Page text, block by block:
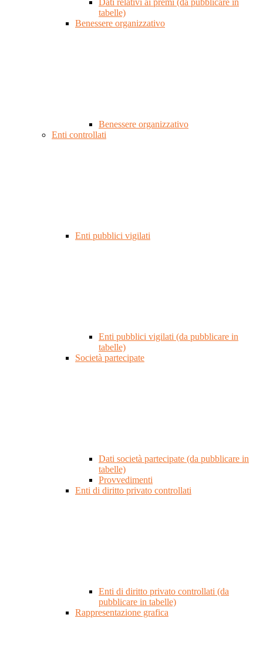
Dati relativi ai premi (da pubblicare in
tabelle)
Benessere organizzativo
Benessere organizzativo
Enti controllati
Enti pubblici vigilati
Enti pubblici vigilati (da pubblicare in
tabelle)
Società partecipate
Dati società partecipate (da pubblicare in
tabelle)
Provvedimenti
Enti di diritto privato controllati
Enti di diritto privato controllati (da
pubblicare in tabelle)
Rappresentazione grafica